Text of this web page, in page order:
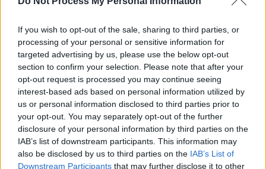
If you wish to opt-out of the sale, sharing to third parties, or
processing of your personal or sensitive information for
targeted advertising by us, please use the below opt-out
section to confirm your selection. Please note that after your
opt-out request is processed you may continue seeing
interest-based ads based on personal information utilized by
us or personal information disclosed to third parties prior to
your opt-out. You may separately opt-out of the further
disclosure of your personal information by third parties on the
IAB’s list of downstream participants. This information may
also be disclosed by us to third parties on the IAB’s List of
Downstream Participants that may further disclose it to other